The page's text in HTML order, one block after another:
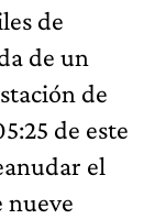
de
de un
de
de este
el
nueve